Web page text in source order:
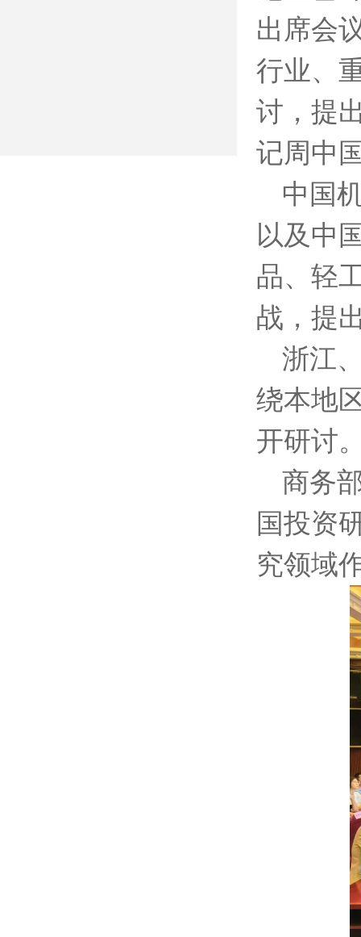
出席会
行业、
讨，提
记周中
中国
以及中
品、轻
战，提
浙江
绕本地
开研讨
商务
国投资
究领域